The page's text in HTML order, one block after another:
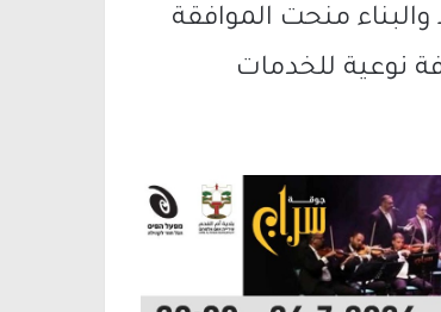
منحت الموافقة
نوعية للخدمات